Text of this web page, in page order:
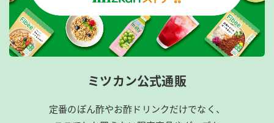
ミツカン公式通販
定番のぽん酢やお酢ドリンクだけでなく、